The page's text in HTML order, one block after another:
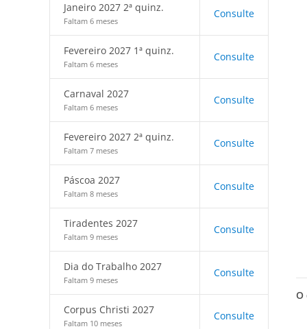
Janeiro 2027 2ª quinz.
Faltam 6 meses
Consulte
Fevereiro 2027 1ª quinz.
Faltam 6 meses
Consulte
Carnaval 2027
Faltam 6 meses
Consulte
Fevereiro 2027 2ª quinz.
Faltam 7 meses
Consulte
Páscoa 2027
Faltam 8 meses
Consulte
Tiradentes 2027
Faltam 9 meses
Consulte
Dia do Trabalho 2027
Faltam 9 meses
Consulte
Corpus Christi 2027
Faltam 10 meses
Consulte
O